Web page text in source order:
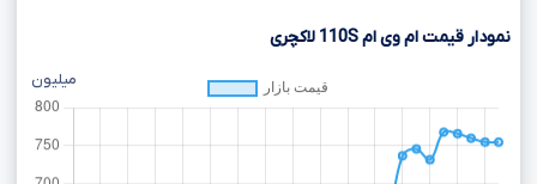
نمودار قیمت ام وی ام110S لاکچری
میلیون